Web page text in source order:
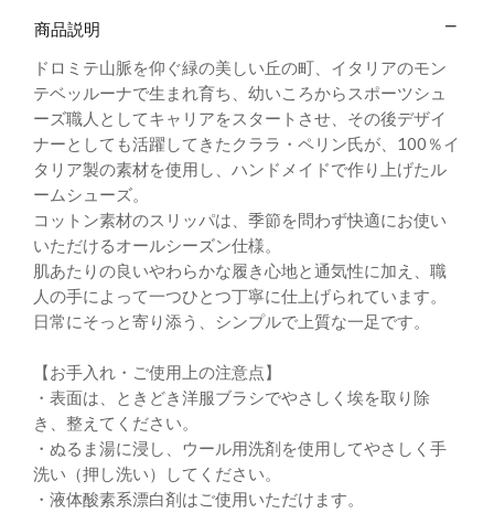
商品説明
ドロミテ山脈を仰ぐ緑の美しい丘の町、イタリアのモン
テベッルーナで生まれ育ち、幼いころからスポーツシュ
ーズ職人としてキャリアをスタートさせ、その後デザイ
ナーとしても活躍してきたクララ・ペリン氏が、100％イ
タリア製の素材を使用し、ハンドメイドで作り上げたル
ームシューズ。
コットン素材のスリッパは、季節を問わず快適にお使い
いただけるオールシーズン仕様。
肌あたりの良いやわらかな履き心地と通気性に加え、職
人の手によって一つひとつ丁寧に仕上げられています。
日常にそっと寄り添う、シンプルで上質な一足です。
【お手入れ・ご使用上の注意点】
・表面は、ときどき洋服ブラシでやさしく埃を取り除
き、整えてください。
・ぬるま湯に浸し、ウール用洗剤を使用してやさしく手
洗い（押し洗い）してください。
・液体酸素系漂白剤はご使用いただけます。